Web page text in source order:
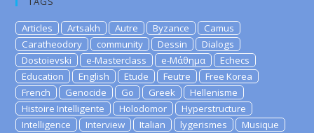
Articles Artsakh Autre Byzance
Camus
Caratheodory
community Dessin
Dialogs
Dostoievski
e-Masterclass e-Μάθημα
Echecs
Education
English Etude Feutre
Free Korea
French
Genocide Go Greek
Hellenisme
Histoire Intelligente
Holodomor
Hyperstructure
Intelligence
Interview Italian lygerismes
Musique